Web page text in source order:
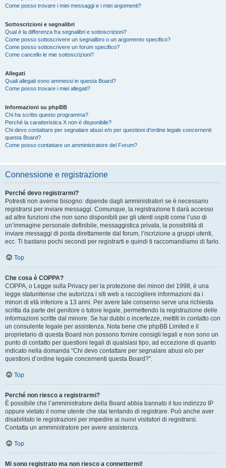
Come posso trovare i miei messaggi e i miei argomenti?
Sottoscrizioni e segnalibri
Qual è la differenza fra segnalibri e sottoscrizioni?
Come posso sottoscrivere un segnalibro o un argomento specifico?
Come posso sottoscrivere un forum specifico?
Come cancello le mie sottoscrizioni?
Allegati
Quali allegati sono ammessi in questa Board?
Come posso trovare i miei allegati?
Informazioni su phpBB
Chi ha scritto questo programma?
Perché la caratteristica X non è disponibile?
Chi devo contattare per segnalare abusi e/o per questioni d’ordine legale concernenti
questa Board?
Come posso contattare un amministratore del Forum?
Connessione e registrazione
Perché devo registrarmi?
Potresti non averne bisogno: dipende dagli amministratori se è necessario
registrarsi per inviare messaggi. Comunque, la registrazione ti darà accesso
ad altre funzioni che non sono disponibili per gli utenti ospiti come l’uso di
un’immagine personale definibile, messaggistica privata, la possibilità di
inviare messaggi di posta direttamente dal forum, l’iscrizione a gruppi utenti,
ecc. Ti bastano pochi secondi per registrarti e quindi ti raccomandiamo di farlo.
Top
Che cosa è COPPA?
COPPA, o Legge sulla Privacy per la protezione dei minori del 1998, è una
legge statunitense che autorizza i siti web a raccogliere informazioni da i
minori di età inferiore a 13 anni. Per avere tale consenso serve una richiesta
scritta da parte del genitore o tutore legale, permettendo la registrazione delle
informazioni scritte dal minore. Se hai dubbi o incertezze, mettiti in contatto con
un consulente legale per assistenza. Nota bene che phpBB Limited e il
proprietario di questa Board non possono fornire consigli legali e non sono un
punto di contatto per questioni legali di qualsiasi tipo, ad eccezione di quanto
indicato nella domanda “Chi devo contattare per segnalare abusi e/o per
questioni d’ordine legale concernenti questa Board?”.
Top
Perché non riesco a registrarmi?
È possibile che l’amministratore della Board abbia bannato il tuo indirizzo IP
oppure vietato il nome utente che stai tentando di registrare. Può anche aver
disabilitato le registrazioni per impedire ai nuovi visitatori di registrarsi.
Contatta un amministratore per avere assistenza.
Top
Mi sono registrato ma non riesco a connettermi!